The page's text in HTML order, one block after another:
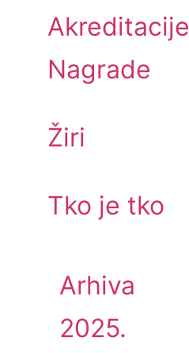
Akreditacije
Nagrade
Žiri
Tko je tko
Arhiva
2025.